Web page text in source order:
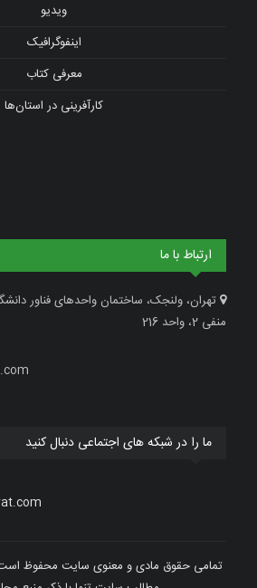
ویدیو
اینفوگرافیک
معرفی کتاب
کارآفرینی در استان‌ها
ارتباط با ما
تهران، ولنجک، ساختمان واحدهای فناور
منفی 2، واحد 216
ما را در شبکه های اجتماعی دنبال کنید
تمامی حقوق مادی و معنوی سایت محفوظ است